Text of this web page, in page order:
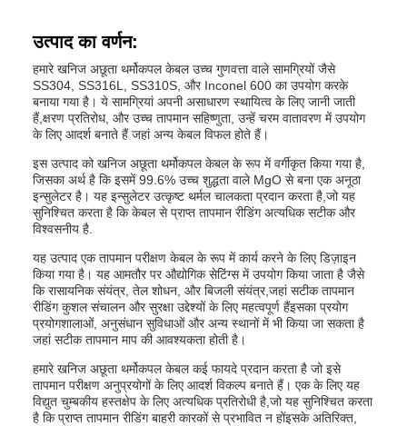
उत्पाद का वर्णन:
हमारे खनिज अछूता थर्मोकपल केबल उच्च गुणवत्ता वाले सामग्रियों जैसे
SS304, SS316L, SS310S, और Inconel 600 का उपयोग करके
बनाया गया है। ये सामग्रियां अपनी असाधारण स्थायित्व के लिए जानी जाती
हैं,क्षरण प्रतिरोध, और उच्च तापमान सहिष्णुता, उन्हें चरम वातावरण में उपयोग
के लिए आदर्श बनाते हैं जहां अन्य केबल विफल होते हैं।
इस उत्पाद को खनिज अछूता थर्मोकपल केबल के रूप में वर्गीकृत किया गया है,
जिसका अर्थ है कि इसमें 99.6% उच्च शुद्धता वाले MgO से बना एक अनूठा
इन्सुलेटर है। यह इन्सुलेटर उत्कृष्ट थर्मल चालकता प्रदान करता है,जो यह
सुनिश्चित करता है कि केबल से प्राप्त तापमान रीडिंग अत्यधिक सटीक और
विश्वसनीय है.
यह उत्पाद एक तापमान परीक्षण केबल के रूप में कार्य करने के लिए डिज़ाइन
किया गया है। यह आमतौर पर औद्योगिक सेटिंग्स में उपयोग किया जाता है जैसे
कि रासायनिक संयंत्र, तेल शोधन, और बिजली संयंत्र,जहां सटीक तापमान
रीडिंग कुशल संचालन और सुरक्षा उद्देश्यों के लिए महत्वपूर्ण हैंइसका प्रयोग
प्रयोगशालाओं, अनुसंधान सुविधाओं और अन्य स्थानों में भी किया जा सकता है
जहां सटीक तापमान माप की आवश्यकता होती है।
हमारे खनिज अछूता थर्मोकपल केबल कई फायदे प्रदान करता है जो इसे
तापमान परीक्षण अनुप्रयोगों के लिए आदर्श विकल्प बनाते हैं। एक के लिए यह
विद्युत चुम्बकीय हस्तक्षेप के लिए अत्यधिक प्रतिरोधी है,जो यह सुनिश्चित करता
है कि प्राप्त तापमान रीडिंग बाहरी कारकों से प्रभावित न होंइसके अतिरिक्त,